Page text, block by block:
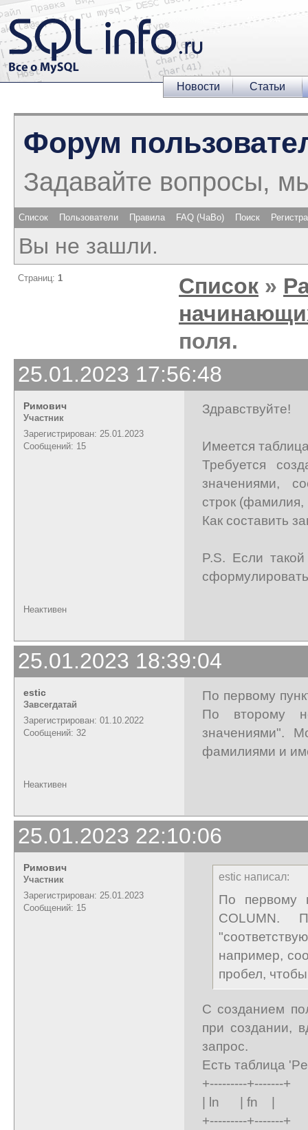
Новости Статьи
Форум
Задавайте вопросы,
Список Пользователи Правила FAQ (ЧаВо) Поиск
Вы не зашли.
Страниц: 1 Список »
поля.
25.01.2023 17:56:48
Римович
Участник
Зарегистрирован: 25.01.2023
Сообщений: 15
Здравствуйте!
Имеется
Требуется
значениями,
строк (фамилия,
Как составить
P.S. Если
Неактивен
25.01.2023 18:39:04
estic
Завсегдатай
Зарегистрирован: 01.10.2022
Сообщений: 32
По первому
По второму
значениями".
фамилиями и
Неактивен
25.01.2023 22:10:06
Римович
Участник
Зарегистрирован: 25.01.2023
Сообщений: 15
estic написал:
По первому
COLUMN.
например,
пробел,
С созданием
при создании,
запрос.
Есть таблица
+---------+-------+
| ln | fn |
+---------+-------+